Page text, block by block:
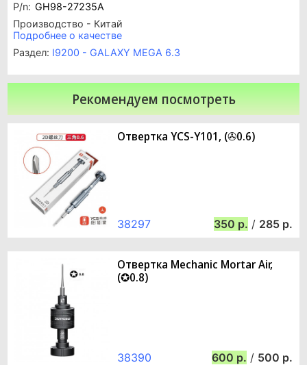
P/n: GH98-27235A
Производство - Китай
Подробнее о качестве
Раздел: I9200 - GALAXY MEGA 6.3
Рекомендуем посмотреть
Отвертка YCS-Y101, (✇0.6)
38297 350 / 285
Отвертка Mechanic Mortar Air,
(✪0.8)
38390 600 / 500